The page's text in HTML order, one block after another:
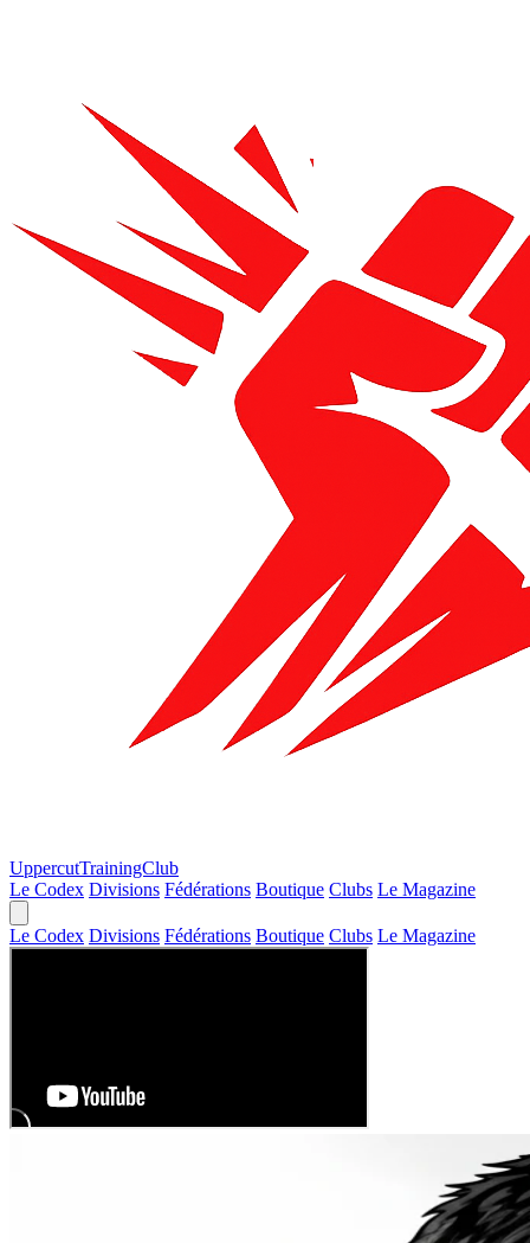
UppercutTrainingClub
Le Codex Divisions Fédérations Boutique Clubs Le Magazine
Le Codex Divisions Fédérations Boutique Clubs Le Magazine